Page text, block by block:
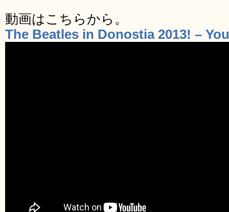
動画はこちらから。
The Beatles in Donostia 2013! –